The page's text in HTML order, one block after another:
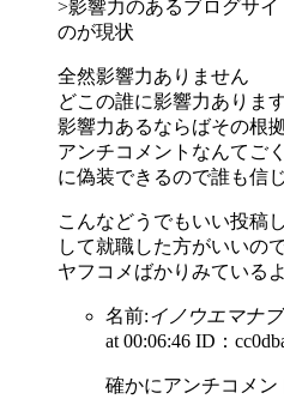
>影響力のあるブログサ
のが現状
全然影響力ありません
どこの誰に影響力ありま
影響力あるならばその根
アンチコメントなんてご
に偽装できるので誰も信
こんなどうでもいい投稿
して就職した方がいいの
ヤフコメばかりみている
名前:イノウエマナ
at 00:06:46 ID：
確かにアンチコメ